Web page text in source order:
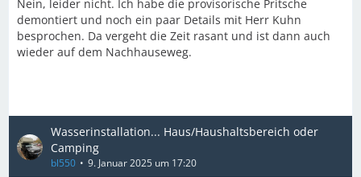
Nein, leider nicht. Ich habe die provisorische Pritsche
demontiert und noch ein paar Details mit Herr Kuhn
besprochen. Da vergeht die Zeit rasant und ist dann auch
wieder auf dem Nachhauseweg.
Wasserinstallation... Haus/Haushaltsbereich oder
Camping
bl550 9. Januar 2025 um 17:20